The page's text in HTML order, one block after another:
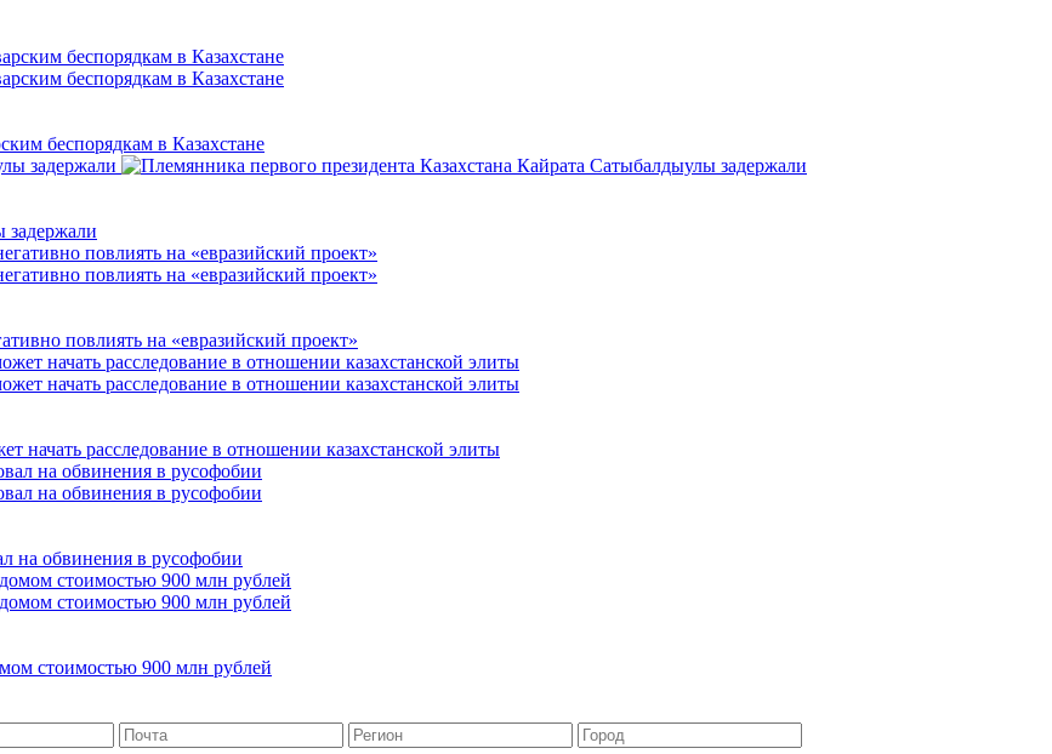
беспорядкам в Казахстане
задержали
повлиять на «евразийский проект»
начать расследование в отношении казахстанской элиты
на обвинения в русофобии
стоимостью 900 млн рублей